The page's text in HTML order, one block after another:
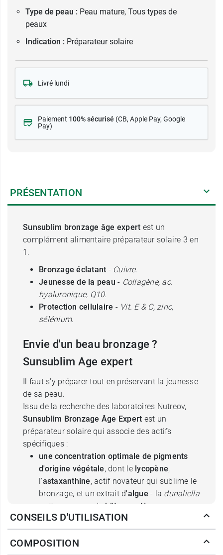
Type de peau : Peau mature, Tous types de
peaux
Indication : Préparateur solaire
Livré lundi
Paiement 100% sécurisé (CB, Apple Pay, Google
Pay)
PRÉSENTATION
Sunsublim bronzage âge expert est un
complément alimentaire préparateur solaire 3 en
1.
Bronzage éclatant - Cuivre.
Jeunesse de la peau - Collagène, ac.
hyaluronique, Q10.
Protection cellulaire -Vit. E & C, zinc,
sélénium.
Envie d'un beau bronzage ?
Sunsublim Age expert
Il faut s'y préparer tout en préservant la jeunesse
de sa peau.
Issu de la recherche des laboratoires Nutreov,
Sunsublim Bronzage Âge Expert est un
préparateur solaire qui associe des actifs
spécifiques :
une concentration optimale de pigments
d'origine végétale, dont le lycopène,
l'astaxanthine, actif novateur qui sublime le
bronzage, et un extrait d'algue - la dunaliella
salina
- source de bêta-carotènes
dusélénium , duzinc, de la
lavitamine Equi aident à protéger les
cellules contre le stress oxydatif, assurant
CONSEILS D'UTILISATION
COMPOSITION